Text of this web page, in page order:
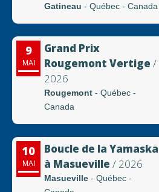
Gatineau - Québec - Canada
9
MAI
Grand Prix
Rougemont Vertige /
2026
Rougemont - Québec -
Canada
10
MAI
Boucle de la Yamaska
à Masueville / 2026
Masueville - Québec -